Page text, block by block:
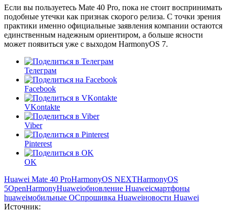
Если вы пользуетесь Mate 40 Pro, пока не стоит воспринимать
подобные утечки как признак скорого релиза. С точки зрения
практики именно официальные заявления компании остаются
единственным надежным ориентиром, а больше ясности
может появиться уже с выходом HarmonyOS 7.
Телеграм
Facebook
VKontakte
Viber
Pinterest
OK
Huawei Mate 40 ProHarmonyOS NEXTHarmonyOS
5OpenHarmonyHuaweiобновление Huaweiсмартфоны
huaweiмобильные ОСпрошивка Huaweiновости Huawei
Источник: